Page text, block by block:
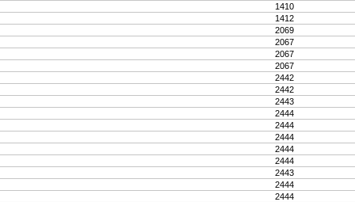
1410
1412
2069
2067
2067
2067
2442
2442
2443
2444
2444
2444
2444
2444
2443
2444
2444